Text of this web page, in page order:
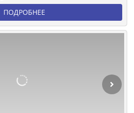
ПОДРОБНЕЕ